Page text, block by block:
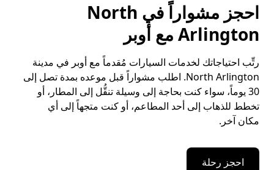
احجز مشواراً في North
Arlington مع أوبر
رتِّب احتياجاتك لخدمات السيارات مُقدماً مع أوبر في مدينة
North Arlington. اطلب مشواراً قبل موعده بمدة تصل إلى
30 يوماً، سواء كنت بحاجة إلى وسيلة تنقُّل إلى المطار، أو
تخطط للذهاب إلى أحد المطاعم، أو كنت متجهاً إلى أي
مكان آخر.
احجز رحلة